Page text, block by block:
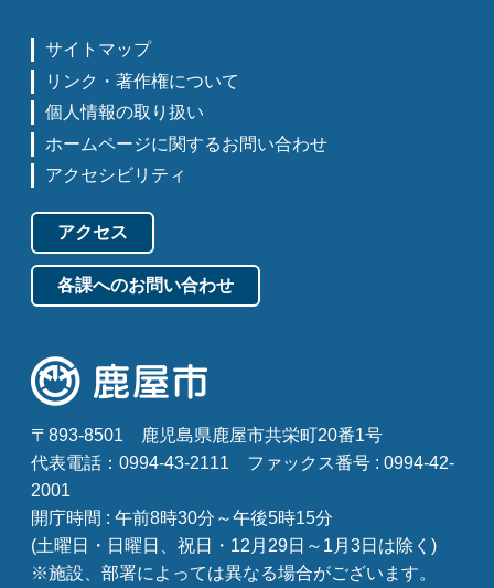
サイトマップ
リンク・著作権について
個人情報の取り扱い
ホームページに関するお問い合わせ
アクセシビリティ
アクセス
各課へのお問い合わせ
〒893-8501
鹿児島県鹿屋市共栄町20番1号
代表電話：0994-43-2111
ファックス番号 : 0994-42-
2001
開庁時間 : 午前8時30分～午後5時15分
(土曜日・日曜日、祝日・12月29日～1月3日は除く)
※施設、部署によっては異なる場合がございます。